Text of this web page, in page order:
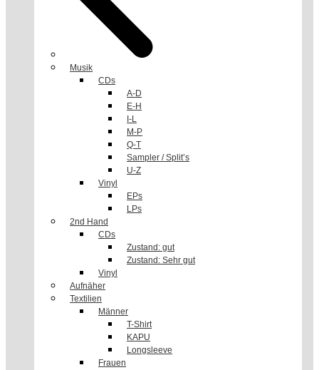
Musik
CDs
A-D
E-H
I-L
M-P
Q-T
Sampler / Split’s
U-Z
Vinyl
EPs
LPs
2nd Hand
CDs
Zustand: gut
Zustand: Sehr gut
Vinyl
Aufnäher
Textilien
Männer
T-Shirt
KAPU
Longsleeve
Frauen